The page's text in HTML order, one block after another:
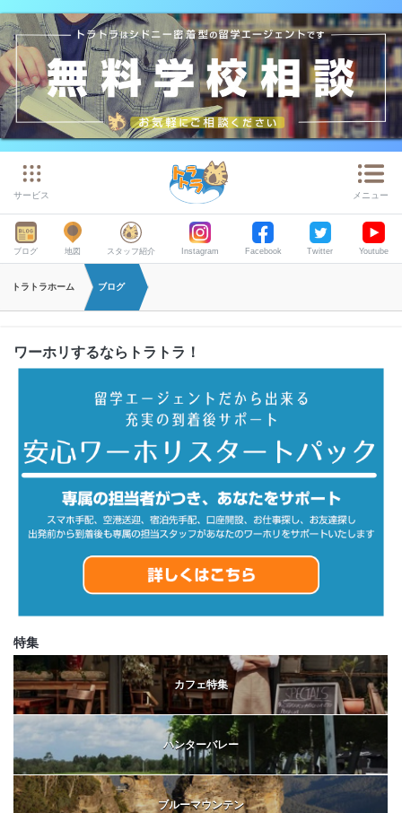
サービス メニュー
ブログ 地図 スタッフ紹介 Instagram Facebook Twitter Youtube
トラトラホーム ブログ
ワーホリするならトラトラ！
特集
カフェ特集
ハンターバレー
ブルーマウンテン